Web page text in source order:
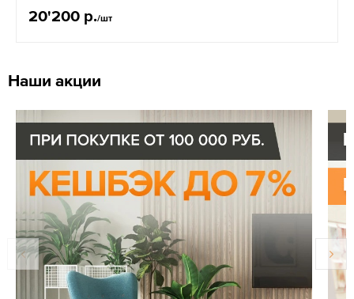
20'200 р./шт
Наши акции